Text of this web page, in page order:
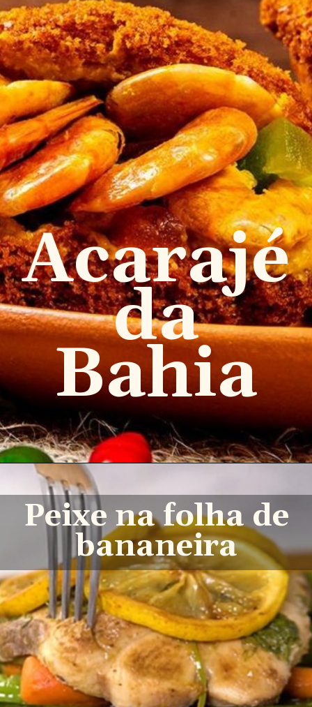
Acarajé
da
Bahia
Peixe na folha de
bananeira